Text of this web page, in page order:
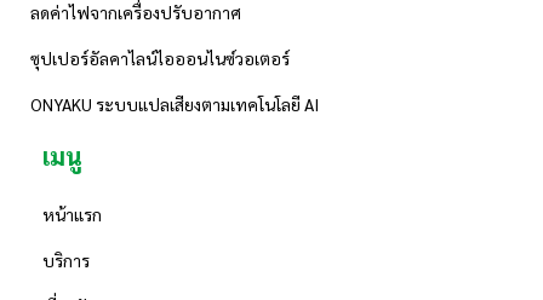
ลดค่าไฟจากเครื่องปรับอากาศ
ซุปเปอร์อัลคาไลน์ไอออนไนซ์วอเตอร์
ONYAKU ระบบแปลเสียงตามเทคโนโลยี AI
เมนู
หน้าแรก
บริการ